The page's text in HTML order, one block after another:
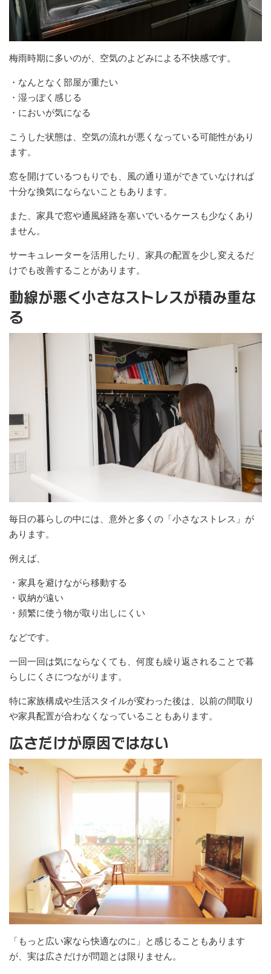
梅雨時期に多いのが、空気のよどみによる不快感です。
・なんとなく部屋が重たい
・湿っぽく感じる
・においが気になる
こうした状態は、空気の流れが悪くなっている可能性があり
ます。
窓を開けているつもりでも、風の通り道ができていなければ
十分な換気にならないこともあります。
また、家具で窓や通風経路を塞いでいるケースも少なくあり
ません。
サーキュレーターを活用したり、家具の配置を少し変えるだ
けでも改善することがあります。
動線が悪く小さなストレスが積み重な
る
毎日の暮らしの中には、意外と多くの「小さなストレス」が
あります。
例えば、
・家具を避けながら移動する
・収納が遠い
・頻繁に使う物が取り出しにくい
などです。
一回一回は気にならなくても、何度も繰り返されることで暮
らしにくさにつながります。
特に家族構成や生活スタイルが変わった後は、以前の間取り
や家具配置が合わなくなっていることもあります。
広さだけが原因ではない
「もっと広い家なら快適なのに」と感じることもあります
が、実は広さだけが問題とは限りません。